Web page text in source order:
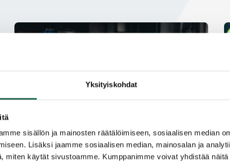
Yksityiskohdat
sisällön ja mainosten räätälöimiseen, sosiaalisen median
Lisäksi jaamme sosiaalisen median, mainosalan ja
miten käytät sivustoamme. Kumppanimme voivat yhdistää